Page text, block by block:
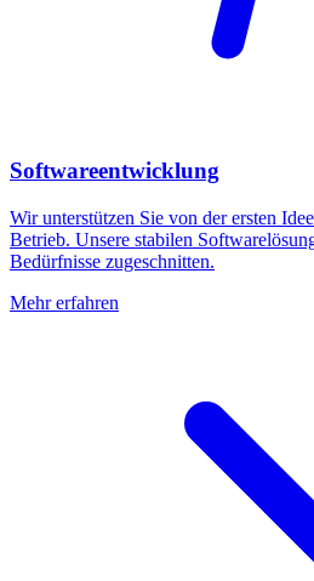
Softwareentwicklung
Wir unterstützen Sie von der ersten
Betrieb. Unsere stabilen
Bedürfnisse zugeschnitten.
Mehr erfahren